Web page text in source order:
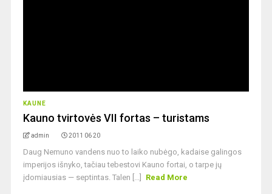
KAUNE
Kauno tvirtovės VII fortas – turistams
admin 2011 06 20
Daug Nemuno vandens nuo to laiko nubėgo, kadaise galingos
imperijos išnyko, tačiau tebestovi Kauno fortai, o tarpe jų
įdomiausias — septintas. Talen [...]
Read More